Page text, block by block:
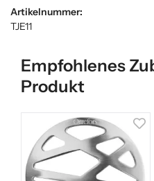
Artikelnummer:
TJE11
Empfohlenes
Produkt